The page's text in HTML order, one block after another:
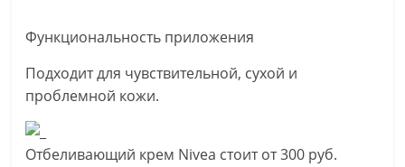
Функциональность приложения
Подходит для чувствительной, сухой и
проблемной кожи.
Отбеливающий крем Nivea стоит от 300 руб.